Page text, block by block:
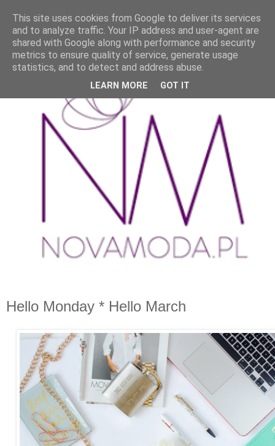
Hello Monday * Hello March
This site uses cookies from Google to deliver its services
and to analyze traffic. Your IP address and user-agent are
shared with Google along with performance and security
metrics to ensure quality of service, generate usage
statistics, and to detect and address abuse.
LEARN MORE GOT IT